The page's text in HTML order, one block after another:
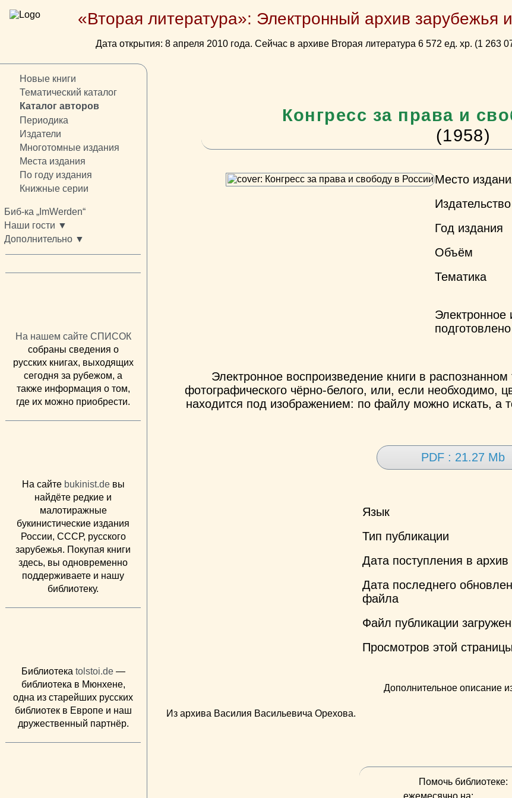
«Вторая литература»: Электронный архив зарубежья
Дата открытия: 8 апреля 2010 года. Сейчас в архиве Вторая литература 6 572 ед. хр. (1 263
Новые книги
Тематический каталог
Каталог авторов
Периодика
Издатели
Многотомные издания
Места издания
По году издания
Книжные серии
Биб-ка „ImWerden“
Наши гости ▼
Дополнительно ▼
На нашем сайте СПИСОК
собраны сведения о
русских книгах, выходящих
сегодня за рубежом, а
также информация о том,
где их можно приобрести.
На сайте bukinist.deвы
найдёте редкие и
малотиражные
букинистические издания
России, СССР, русского
зарубежья. Покупая книги
здесь, вы одновременно
поддерживаете и нашу
библиотеку.
Библиотека tolstoi.de—
библиотека в Мюнхене,
одна из старейших русских
библиотек в Европе и наш
дружественный партнёр.
Конгресс за права и
(1958)
Место
Издательство
Год издания
Объём
Тематика
Электронное
подготовлено
Электронное воспроизведение книги в распознанном
фотографического чёрно-белого, или, если необходимо,
находится под изображением: по файлу можно искать, а
PDF : 21.27 Mb
Язык
Тип публикации
Дата поступления в архив
Дата последнего
файла
Файл публикации загружен
Просмотров этой страницы
Дополнительное описание
Из архива Василия Васильевича Орехова.
Помочь библиотеке:
ежемесячно на: